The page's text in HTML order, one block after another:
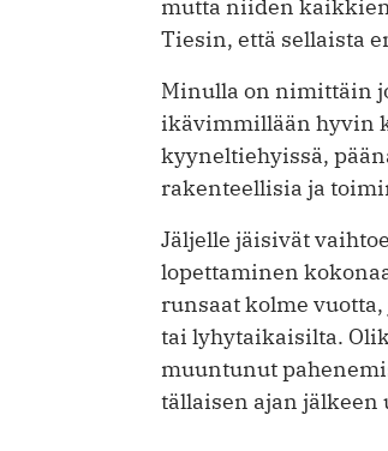
mutta niiden
Tiesin, että sellaista
Minulla on nimittäin
ikävimmillään hyvin
kyyneltiehyissä,
rakenteellisia ja
Jäljelle jäisivät
lopettaminen
runsaat kolme
tai lyhytaikaisilta.
muuntunut
tällaisen ajan jälkeen